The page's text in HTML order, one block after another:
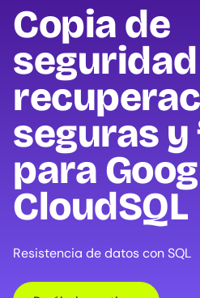
Copia de
seguras
para
CloudSQL
Resistencia de datos con SQL